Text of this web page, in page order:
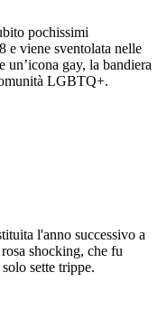
pochissimi
e viene sventolata nelle
gay, la bandiera
LGBTQ+.
l'anno successivo a
shocking, che fu
sette trippe.